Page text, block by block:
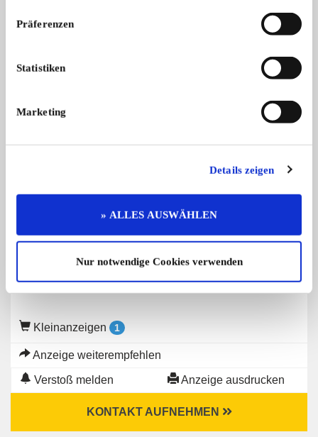
Präferenzen
Statistiken
Marketing
Details zeigen
» ALLES AUSWÄHLEN
Nur notwendige Cookies verwenden
Gesuch
Gesuch von
Privater Anbieter
Kleinanzeigen 1
Anzeige weiterempfehlen
Verstoß melden Anzeige ausdrucken
KONTAKT AUFNEHMEN